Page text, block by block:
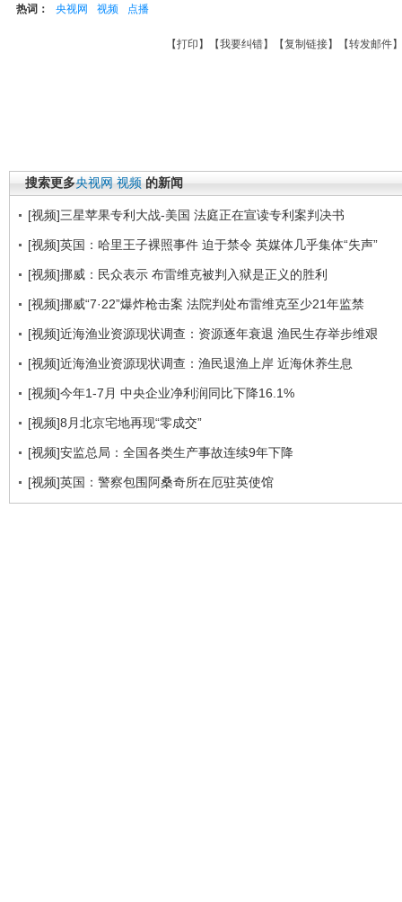
热词： 央视网 视频 点播
【打印 】【我要纠错】【复制链接】【转发邮件
搜索更多央视网 视频 的新闻
[视频]三星苹果专利大战-美国 法庭正在宣读专利案判决书
[视频]英国：哈里王子裸照事件 迫于禁令 英媒体几乎集体“失声”
[视频]挪威：民众表示 布雷维克被判入狱是正义的胜利
[视频]挪威“7·22”爆炸枪击案 法院判处布雷维克至少21年监禁
[视频]近海渔业资源现状调查：资源逐年衰退 渔民生存举步维艰
[视频]近海渔业资源现状调查：渔民退渔上岸 近海休养生息
[视频]今年1-7月 中央企业净利润同比下降16.1%
[视频]8月北京宅地再现“零成交”
[视频]安监总局：全国各类生产事故连续9年下降
[视频]英国：警察包围阿桑奇所在厄驻英使馆